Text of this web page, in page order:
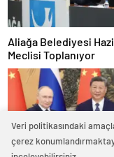
0 0
0 0
0 0
0 0
0 0
Aliağa Belediyesi
Meclisi Toplanıyor
Veri politikasındaki
çerez